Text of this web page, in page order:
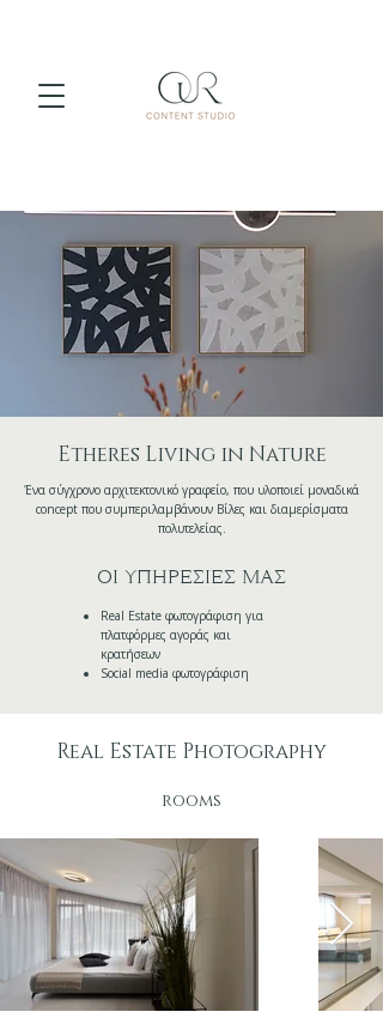
Etheres Living in Nature
Ένα σύγχρονο αρχιτεκτονικό γραφείο, που υλοποιεί μοναδικά
concept που συμπεριλαμβάνουν Βίλες και διαμερίσματα
πολυτελείας.
ΟΙ ΥΠΗΡΕΣΙΕΣ ΜΑΣ
​Real Estate φωτογράφιση για
πλατφόρμες αγοράς και
κρατήσεων
Social media φωτογράφιση
Real Estate Photography
rooms